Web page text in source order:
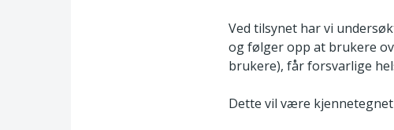
Ved tilsynet har vi
og følger opp at brukere
brukere), får forsvarlige
Dette vil være